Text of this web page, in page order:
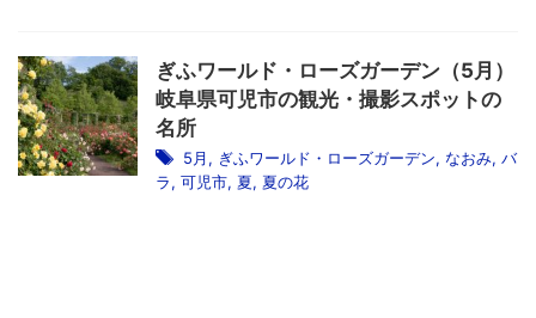
ぎふワールド・ローズガーデン（5月）
岐阜県可児市の観光・撮影スポットの
名所
5月, ぎふワールド・ローズガーデン, なおみ, バ
ラ, 可児市, 夏, 夏の花